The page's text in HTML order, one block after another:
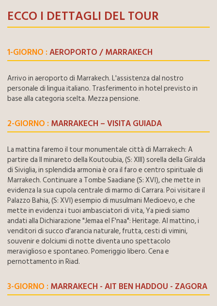
ECCO I DETTAGLI DEL TOUR
1-GIORNO :AEROPORTO / MARRAKECH
Arrivo in aeroporto di Marrakech. L'assistenza dal nostro
personale di lingua italiano. Trasferimento in hotel previsto in
base alla categoria scelta. Mezza pensione.
2-GIORNO : MARRAKECH – VISITA GUIADA
La mattina faremo il tour monumentale città di Marrakech: A
partire da Il minareto della Koutoubia, (S: XIII) sorella della Giralda
di Siviglia, in splendida armonia è ora il faro e centro spirituale di
Marrakech. Continuare a Tombe Saadiane (S: XVI), che mette in
evidenza la sua cupola centrale di marmo di Carrara. Poi visitare il
Palazzo Bahia, (S: XVI) esempio di musulmani Medioevo, e che
mette in evidenza i tuoi ambasciatori di vita, Ya piedi siamo
andati alla Dichiarazione "Jemaa el F'naa": Heritage. Al mattino, i
venditori di succo d'arancia naturale, frutta, cesti di vimini,
souvenir e dolciumi di notte diventa uno spettacolo
meraviglioso e spontaneo. Pomeriggio libero. Cena e
pernottamento in Riad.
3-GIORNO : MARRAKECH - AIT BEN HADDOU - ZAGORA